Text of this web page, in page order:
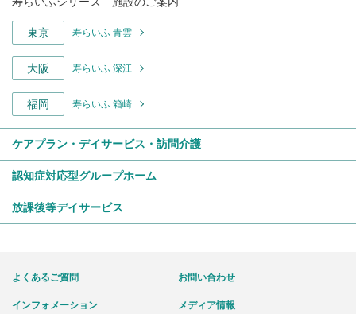
東京 寿らいふ 青雲
大阪 寿らいふ 深江
福岡 寿らいふ 箱崎
ケアプラン・デイサービス・訪問介護
認知症対応型グループホーム
放課後等デイサービス
よくあるご質問 お問い合わせ
インフォメーション メディア情報